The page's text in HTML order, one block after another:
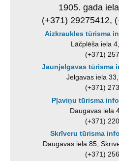
1905. gada
(+371) 29275412,
Aizkraukles tūrisma
Lāčplēša iela
(+371)
Jaunjelgavas tūrisma
Jelgavas iela
(+371)
Pļaviņu tūrisma
Daugavas iela
(+371)
Skrīveru tūrisma
Daugavas iela 85,
(+371)